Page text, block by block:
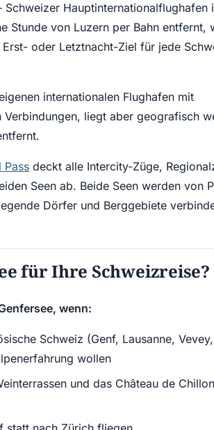
Schweizer Hauptinternationalflughafen
Stunde von Luzern per Bahn entfernt,
oder Letztnacht-Ziel für jede
internationalen Flughafen mit
Verbindungen, liegt aber geografisch
Pass deckt alle Intercity-Züge,
Seen ab. Beide Seen werden von
Dörfer und Berggebiete
für Ihre Schweizreise?
wenn:
Schweiz (Genf, Lausanne,
wollen
und das Château de